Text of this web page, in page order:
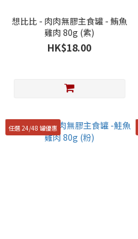
想比比 - 肉肉無膠主食罐 - 鮪魚
雞肉 80g (紫)
HK$18.00
任選 24/48 罐優惠